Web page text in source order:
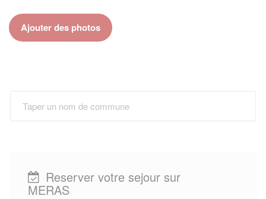
Ajouter des photos
Reserver votre sejour sur
MERAS